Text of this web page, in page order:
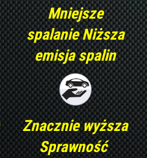
Mniejsze
spalanie Niższa
emisja spalin
Znacznie wyższa
Sprawność